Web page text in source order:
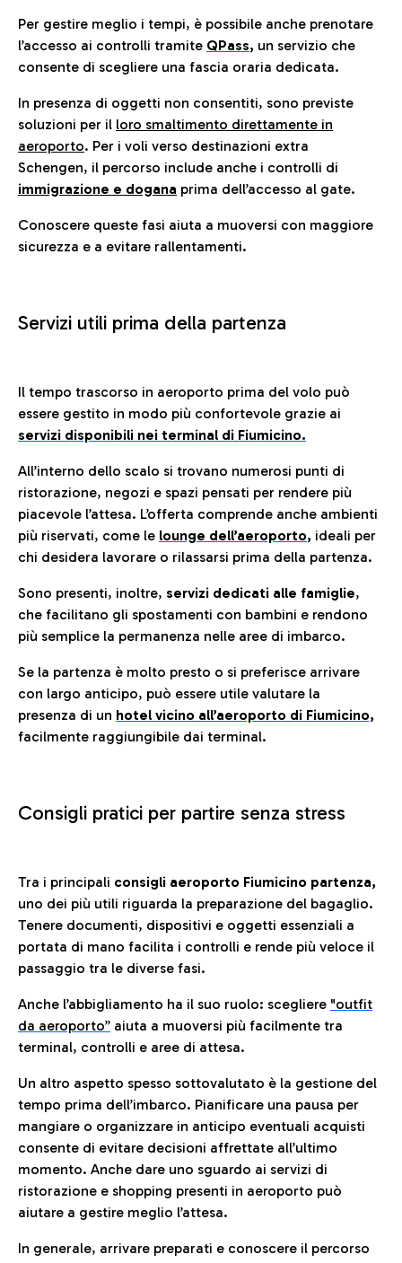
Per gestire meglio i tempi, è possibile anche prenotare
l’accesso ai controlli tramite QPass, un servizio che
consente di scegliere una fascia oraria dedicata.
In presenza di oggetti non consentiti, sono previste
soluzioni per il loro smaltimento direttamente in
aeroporto. Per i voli verso destinazioni extra
Schengen, il percorso include anche i controlli di
immigrazione e dogana prima dell’accesso al gate.
Conoscere queste fasi aiuta a muoversi con maggiore
sicurezza e a evitare rallentamenti.
Servizi utili prima della partenza
Il tempo trascorso in aeroporto prima del volo può
essere gestito in modo più confortevole grazie ai
servizi disponibili nei terminal di Fiumicino.
All’interno dello scalo si trovano numerosi punti di
ristorazione, negozi e spazi pensati per rendere più
piacevole l’attesa. L’offerta comprende anche ambienti
più riservati, come le lounge dell’aeroporto, ideali per
chi desidera lavorare o rilassarsi prima della partenza.
Sono presenti, inoltre, servizi dedicati alle famiglie,
che facilitano gli spostamenti con bambini e rendono
più semplice la permanenza nelle aree di imbarco.
Se la partenza è molto presto o si preferisce arrivare
con largo anticipo, può essere utile valutare la
presenza di un hotel vicino all’aeroporto di Fiumicino,
facilmente raggiungibile dai terminal.
Consigli pratici per partire senza stress
Tra i principali consigli aeroporto Fiumicino partenza,
uno dei più utili riguarda la preparazione del bagaglio.
Tenere documenti, dispositivi e oggetti essenziali a
portata di mano facilita i controlli e rende più veloce il
passaggio tra le diverse fasi.
Anche l’abbigliamento ha il suo ruolo: scegliere "outfit
da aeroporto” aiuta a muoversi più facilmente tra
terminal, controlli e aree di attesa.
Un altro aspetto spesso sottovalutato è la gestione del
tempo prima dell’imbarco. Pianificare una pausa per
mangiare o organizzare in anticipo eventuali acquisti
consente di evitare decisioni affrettate all’ultimo
momento. Anche dare uno sguardo ai servizi di
ristorazione e shopping presenti in aeroporto può
aiutare a gestire meglio l’attesa.
In generale, arrivare preparati e conoscere il percorso